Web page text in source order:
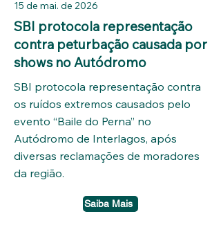
15 de mai. de 2026
SBI protocola representação
contra peturbação causada por
shows no Autódromo
SBI protocola representação contra
os ruídos extremos causados pelo
evento “Baile do Perna” no
Autódromo de Interlagos, após
diversas reclamações de moradores
da região.
Saiba Mais